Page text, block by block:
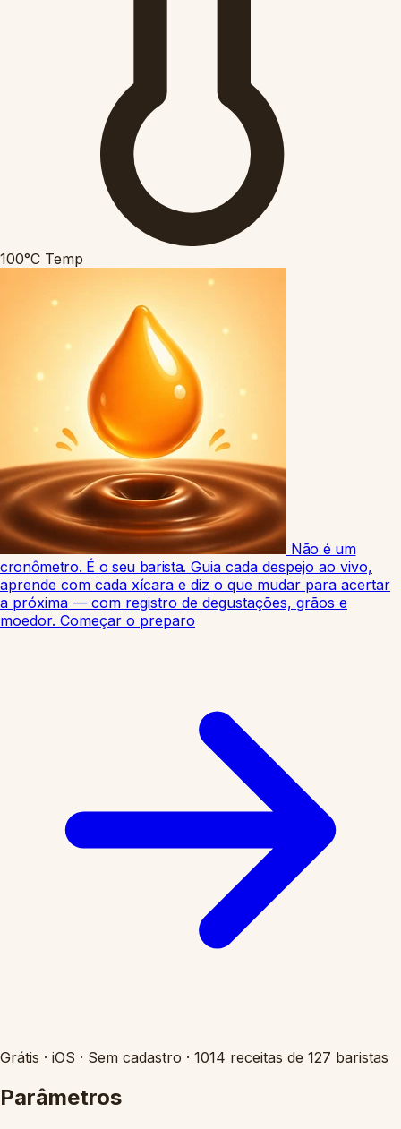
100°C Temp
Não é um
cronômetro. É o seu barista. Guia cada despejo ao vivo,
aprende com cada xícara e diz o que mudar para acertar
a próxima — com registro de degustações, grãos e
moedor. Começar o preparo
Grátis · iOS · Sem cadastro · 1014 receitas de 127 baristas
Parâmetros